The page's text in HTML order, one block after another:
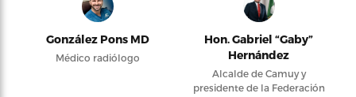
González Pons MD
Médico radiólogo
Hon. Gabriel “Gaby”
Hernández
Alcalde de Camuy y
presidente de la Federación